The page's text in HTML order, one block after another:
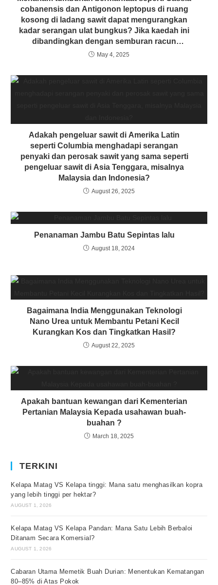
cobanensis dan Antigonon leptopus di ruang
kosong di ladang sawit dapat mengurangkan
kadar serangan ulat bungkus? Jika kaedah ini
dibandingkan dengan semburan racun
biopestisid seperti Bt., mana satu lebih
May 4, 2025
Adakah pengeluar sawit di Amerika Latin
seperti Columbia menghadapi serangan
penyaki dan perosak sawit yang sama seperti
pengeluar sawit di Asia Tenggara, misalnya
Malaysia dan Indonesia?
August 26, 2025
Penanaman Jambu Batu Sepintas lalu
August 18, 2024
Bagaimana India Menggunakan Teknologi
Nano Urea untuk Membantu Petani Kecil
Kurangkan Kos dan Tingkatkan Hasil?
August 22, 2025
Apakah bantuan kewangan dari Kementerian
Pertanian Malaysia Kepada usahawan buah-
buahan ?
March 18, 2025
TERKINI
Kelapa Matag VS Kelapa tinggi: Mana satu menghasilkan kopra
yang lebih tinggi per hektar?
AUGUST 1, 2026
Kelapa Matag VS Kelapa Pandan: Mana Satu Lebih Berbaloi
Ditanam Secara Komersial?
AUGUST 1, 2026
Cabaran Utama Memetik Buah Durian: Menentukan Kematangan
80–85% di Atas Pokok